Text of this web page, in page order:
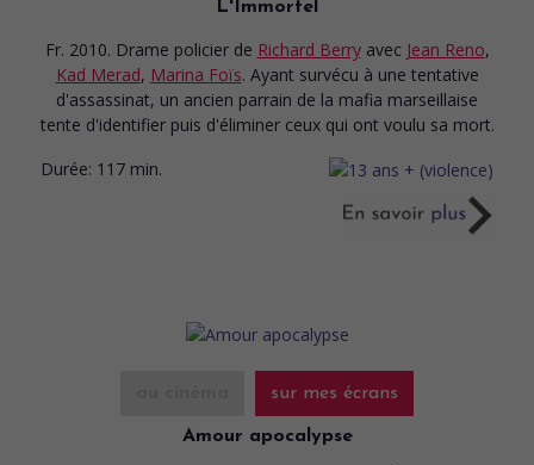
L'Immortel
Fr. 2010. Drame policier de Richard Berry avec Jean Reno,
Kad Merad, Marina Foïs. Ayant survécu à une tentative
d'assassinat, un ancien parrain de la mafia marseillaise
tente d'identifier puis d'éliminer ceux qui ont voulu sa mort.
Durée: 117 min.
sur mes écrans
Amour apocalypse